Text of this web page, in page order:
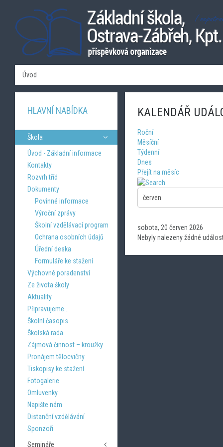
Úvod
KALENDÁŘ
Roční
Měsíční
Týdenní
Dnes
Přejít na měsíc
sobota, 20 červen 2026
Nebyly nalezeny žádné
HLAVNÍ NABÍDKA
Škola
Úvod - Základní informace
Kontakty
Rozvrh tříd
Dokumenty
Povinné informace
Výroční zprávy
Školní vzdělávací program
Ochrana osobních údajů
Úřední deska
Formuláře ke stažení
Výchovné poradenství
Ze života školy
Aktuality
Připravujeme...
Školní časopis
Školská rada
Zájmová činnost – kroužky
Pronájem tělocvičny
Tiskopisy ke stažení
Fotogalerie
Omluvenky
Napište nám
Distanční vzdělávání
Sponzoři
Semináře